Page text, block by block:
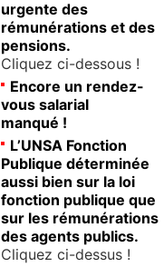
urgente des
rémunérations et des
pensions.
Cliquez ci-dessous !
Encore un rendez-
vous salarial
manqué !
L’UNSA Fonction
Publique déterminée
aussi bien sur la loi
fonction publique que
sur les rémunérations
des agents publics.
Cliquez ci-dessus !